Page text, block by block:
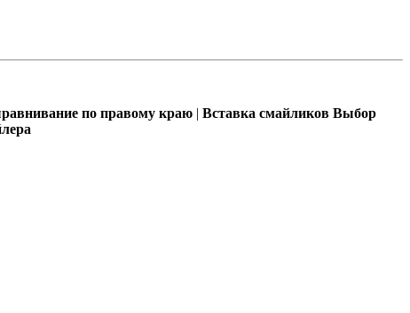
по правому краю | Вставка смайликов Выбор